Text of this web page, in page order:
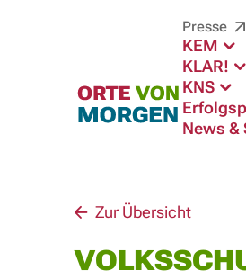
Presse
KEM
KLAR!
KNS
News &
Zur Übersicht